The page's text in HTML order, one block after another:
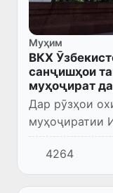
Муҳим
ВКХ
санҷишҳои
муҳоҷират
Дар рӯзҳои
муҳоҷиратии
рейдҳои
Санҷишҳо
гузаронида
4264